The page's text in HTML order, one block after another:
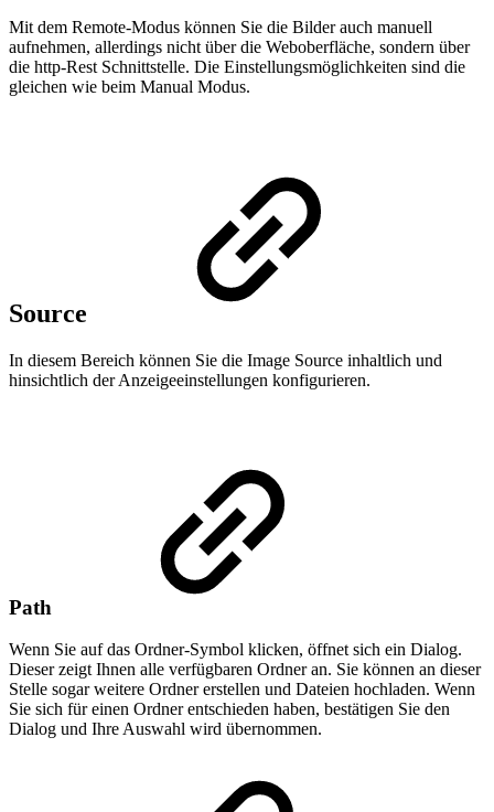
Mit dem Remote-Modus können Sie die Bilder auch manuell
aufnehmen, allerdings nicht über die Weboberfläche, sondern über
die http-Rest Schnittstelle. Die Einstellungsmöglichkeiten sind die
gleichen wie beim Manual Modus.
Source
In diesem Bereich können Sie die Image Source inhaltlich und
hinsichtlich der Anzeigeeinstellungen konfigurieren.
Path
Wenn Sie auf das Ordner-Symbol klicken, öffnet sich ein Dialog.
Dieser zeigt Ihnen alle verfügbaren Ordner an. Sie können an dieser
Stelle sogar weitere Ordner erstellen und Dateien hochladen. Wenn
Sie sich für einen Ordner entschieden haben, bestätigen Sie den
Dialog und Ihre Auswahl wird übernommen.